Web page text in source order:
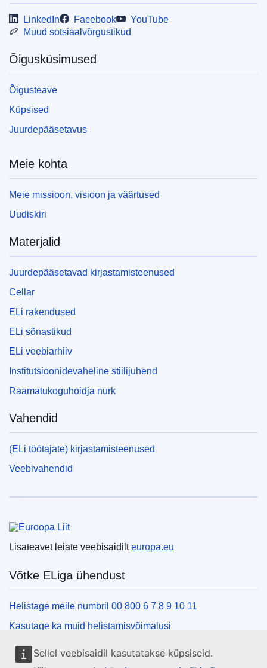
Sellel veebisaidil kasutatakse küpsiseid.
LinkedIn Facebook
YouTube
Muud sotsiaalvõrgustikud
Õigusküsimused
Õigusteave
Küpsised
Juurdepääsetavus
Meie kohta
Meie missioon, visioon ja väärtused
Uudiskiri
Materjalid
Juurdepääsetavad kirjastamisteenused
Cellar
ELi rakendused
ELi sõnastikud
ELi veebiarhiiv
Institutsioonidevaheline stiilijuhend
Raamatukoguhoidja nurk
Vahendid
(ELi töötajate) kirjastamisteenused
Veebivahendid
Lisateavet leiate veebisaidilteuropa.eu
Võtke ELiga ühendust
Helistage meile numbril 00 800 6 7 8 9 10 11
Kasutage ka muid helistamisvõimalusi
Kirjutage meile kontaktvormi vahendusel
Külastage meid ELi teabekeskuses